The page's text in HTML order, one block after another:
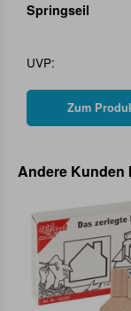
Springseil
UVP:
Zum
Andere Kunden